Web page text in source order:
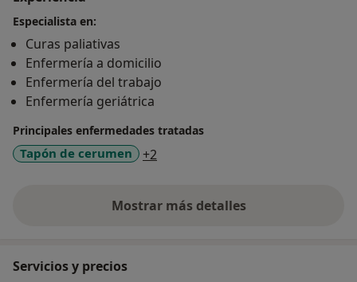
Especialista en:
Curas paliativas
Enfermería a domicilio
Enfermería del trabajo
Enfermería geriátrica
Principales enfermedades tratadas
Tapón de cerumen +2
Mostrar más detalles
sobre la experiencia
Servicios y precios